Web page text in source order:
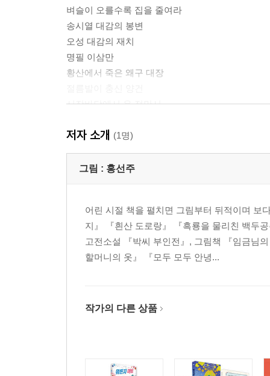
벼슬이 오를수록 집을 줄여라
송시열 대감의 봉변
오성 대감의 재치
명필 이삼만
황산에서 죽은 왜구 대장
시장바닥에서 운 정만서
조 정승의 가르침
누구 저승 창고가 더 큰가
선유도 규수의 죽음
소나무를 쫓아 버린 산신령
수수 한 말에 빼앗은 황소
쪽풀을 키워 쫓은 왜구
호랑이를 기른 효자
저자 소개 (1명)
그림 : 홍선주
어린 시절 책을 펼치면 그림부터 뒤적이며 보
지』 『흰산 도로랑』 『흑룡을 물리친 백두
고전소설 『박씨 부인전』, 그림책 『임금님
할머니의 옷』 『모두 모두 안녕...
작가의 다른 상품